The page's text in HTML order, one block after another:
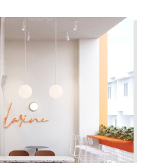
48
THÁI CONCEPT - SIK DAK
FOOK